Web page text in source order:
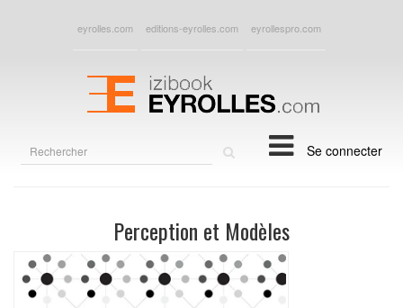
eyrolles.com editions-eyrolles.com eyrollespro.com
Se connecter
Perception et Modèles